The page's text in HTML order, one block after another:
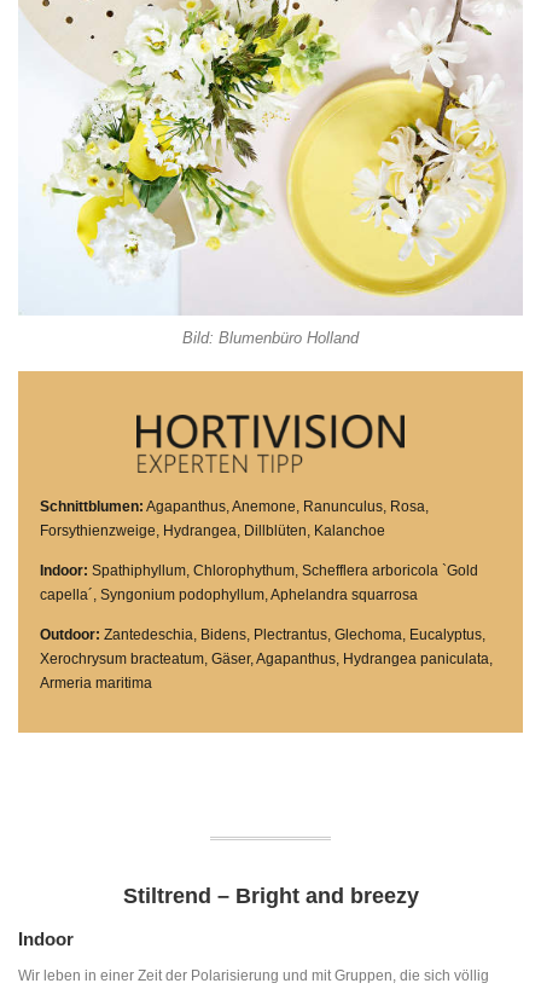
Bild: Blumenbüro Holland
Schnittblumen: Agapanthus, Anemone, Ranunculus, Rosa,
Forsythienzweige, Hydrangea, Dillblüten, Kalanchoe
Indoor: Spathiphyllum, Chlorophythum, Schefflera arboricola `Gold
capella´, Syngonium podophyllum, Aphelandra squarrosa
Outdoor: Zantedeschia, Bidens, Plectrantus, Glechoma, Eucalyptus,
Xerochrysum bracteatum, Gäser, Agapanthus, Hydrangea paniculata,
Armeria maritima
Stiltrend – Bright and breezy
Indoor
Wir leben in einer Zeit der Polarisierung und mit Gruppen, die sich völlig